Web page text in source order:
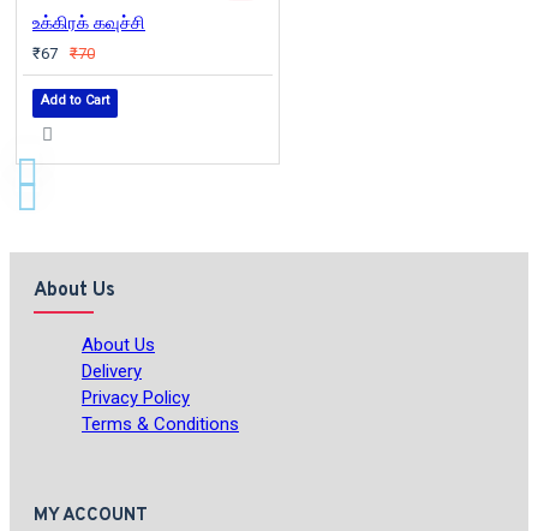
உக்கிரக் கவுச்சி
₹67 ₹70
Add to Cart
About Us
About Us
Delivery
Privacy Policy
Terms & Conditions
MY ACCOUNT